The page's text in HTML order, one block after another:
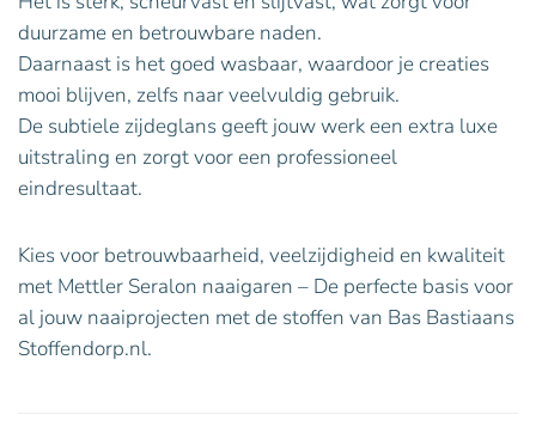
duurzame en betrouwbare naden.
Daarnaast is het goed wasbaar, waardoor je creaties
mooi blijven, zelfs naar veelvuldig gebruik.
De subtiele zijdeglans geeft jouw werk een extra luxe
uitstraling en zorgt voor een professioneel
eindresultaat.
Kies voor betrouwbaarheid, veelzijdigheid en kwaliteit
met Mettler Seralon naaigaren – De perfecte basis voor
al jouw naaiprojecten met de stoffen van Bas Bastiaans
Stoffendorp.nl.